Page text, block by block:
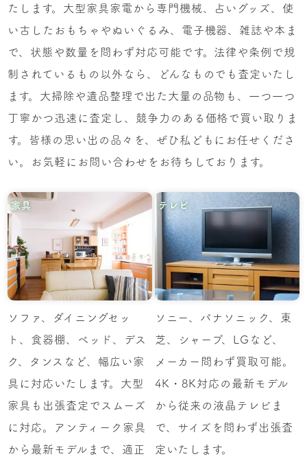
たします。大型家具家電から専門機械、占いグッズ、使
い古したおもちゃやぬいぐるみ、電子機器、雑誌や本ま
で、状態や数量を問わず対応可能です。法律や条例で規
制されているもの以外なら、どんなものでも査定いたし
ます。大掃除や遺品整理で出た大量の品物も、一つ一つ
丁寧かつ迅速に査定し、競争力のある価格で買い取りま
す。皆様の思い出の品々を、ぜひ私どもにお任せくださ
い。お気軽にお問い合わせをお待ちしております。
家具
ソファ、ダイニングセッ
ト、食器棚、ベッド、デス
ク、タンスなど、幅広い家
具に対応いたします。大型
家具も出張査定でスムーズ
に対応。アンティーク家具
から最新モデルまで、適正
テレビ
ソニー、パナソニック、東
芝、シャープ、LGなど、
メーカー問わず買取可能。
4K・8K対応の最新モデル
から従来の液晶テレビま
で、サイズを問わず出張査
定いたします。